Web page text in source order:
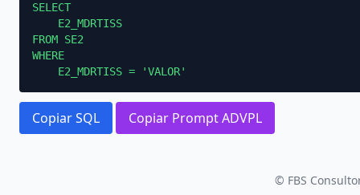
SELECT
    E2_MDRTISS
FROM SE2
WHERE
    E2_MDRTISS = 'VALOR'
Copiar SQL Copiar Prompt ADVPL
© FBS